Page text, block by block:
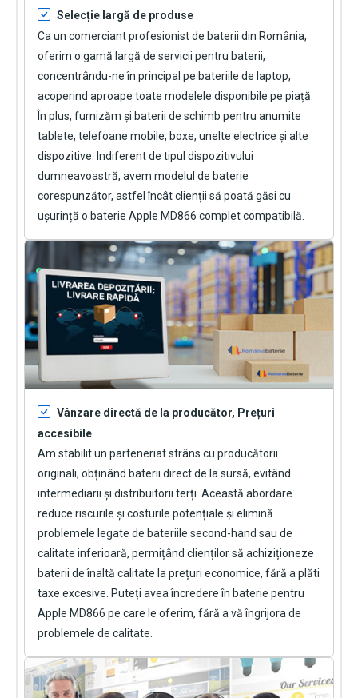
Selecție largă de produse
Ca un comerciant profesionist de baterii din România,
oferim o gamă largă de servicii pentru baterii,
concentrându-ne în principal pe bateriile de laptop,
acoperind aproape toate modelele disponibile pe piață.
În plus, furnizăm și baterii de schimb pentru anumite
tablete, telefoane mobile, boxe, unelte electrice și alte
dispozitive. Indiferent de tipul dispozitivului
dumneavoastră, avem modelul de baterie
corespunzător, astfel încât clienții să poată găsi cu
ușurință o baterie Apple MD866 complet compatibilă.
Vânzare directă de la producător, Prețuri
accesibile
Am stabilit un parteneriat strâns cu producătorii
originali, obținând baterii direct de la sursă, evitând
intermediarii și distribuitorii terți. Această abordare
reduce riscurile și costurile potențiale și elimină
problemele legate de bateriile second-hand sau de
calitate inferioară, permițând clienților să achiziționeze
baterii de înaltă calitate la prețuri economice, fără a plăti
taxe excesive. Puteți avea încredere în baterie pentru
Apple MD866 pe care le oferim, fără a vă îngrijora de
problemele de calitate.